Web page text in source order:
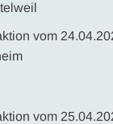
vom
vom